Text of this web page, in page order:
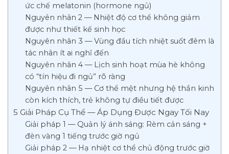
ức chế melatonin (hormone ngủ)
Nguyên nhân 2 — Nhiệt độ cơ thể không giảm
được như thiết kế sinh học
Nguyên nhân 3 — Vùng đầu tích nhiệt suốt đêm là
tác nhân ít ai nghĩ đến
Nguyên nhân 4 — Lịch sinh hoạt mùa hè không
có “tín hiệu đi ngủ” rõ ràng
Nguyên nhân 5 — Cơ thể mệt nhưng hệ thần kinh
còn kích thích, trẻ không tự điều tiết được
5 Giải Pháp Cụ Thể — Áp Dụng Được Ngay Tối Nay
Giải pháp 1 — Quản lý ánh sáng: Rèm cản sáng +
đèn vàng 1 tiếng trước giờ ngủ
Giải pháp 2 — Hạ nhiệt cơ thể chủ động trước giờ